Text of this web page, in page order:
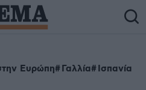
Ευρώπη Γαλλία Ισπανία